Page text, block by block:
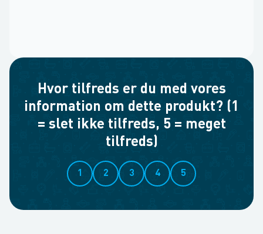
Hvor tilfreds er du med vores
information om dette produkt? (1
= slet ikke tilfreds, 5 = meget
tilfreds)
1 2 3 4 5